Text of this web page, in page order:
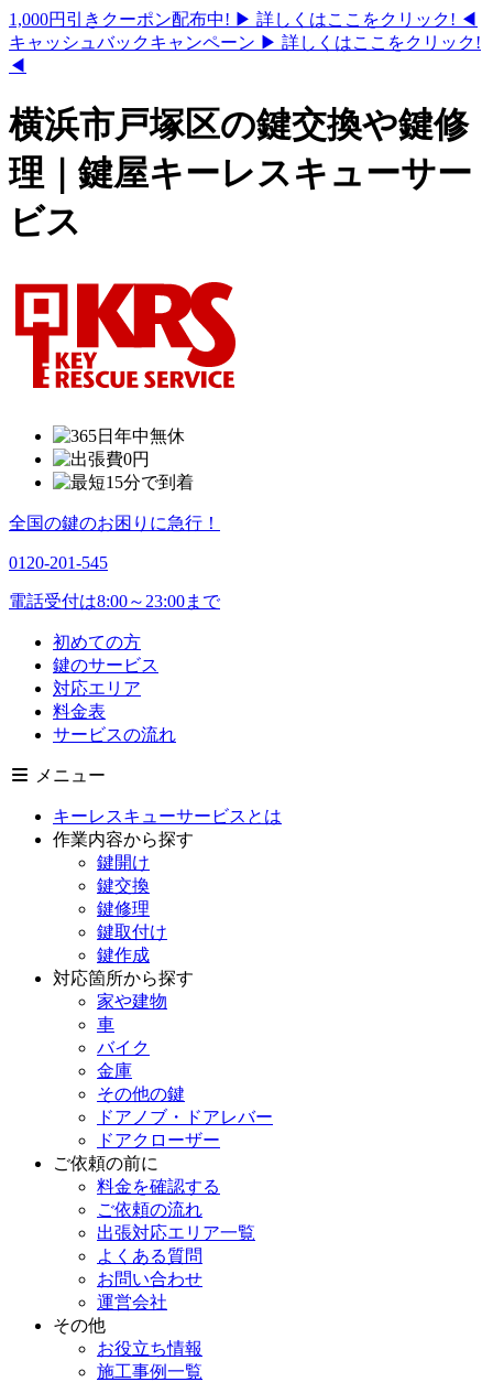
1,000円引きクーポン配布中! ▶ 詳しくはここをクリック! ◀
キャッシュバックキャンペーン ▶ 詳しくはここをクリック!
◀
横浜市戸塚区の鍵交換や鍵修
理｜鍵屋キーレスキューサー
ビス
全国の鍵のお困りに急行！
0120-201-545
電話受付は8:00～23:00まで
初めての方
鍵のサービス
対応エリア
料金表
サービスの流れ
メニュー
キーレスキューサービスとは
作業内容から探す
鍵開け
鍵交換
鍵修理
鍵取付け
鍵作成
対応箇所から探す
家や建物
車
バイク
金庫
その他の鍵
ドアノブ・ドアレバー
ドアクローザー
ご依頼の前に
料金を確認する
ご依頼の流れ
出張対応エリア一覧
よくある質問
お問い合わせ
運営会社
その他
お役立ち情報
施工事例一覧